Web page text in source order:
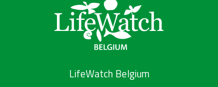
LifeWatch Belgium